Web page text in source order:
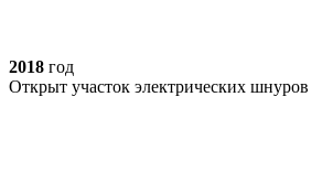
2018 год
Открыт участок электрических шнуров